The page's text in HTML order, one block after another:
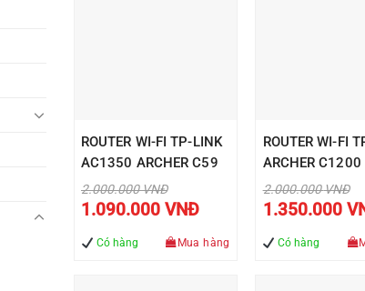
ROUTER WI-FI TP-LINK
AC1350 ARCHER C59
2.000.000VNĐ
Giá
gốc
là:
1.090.000 VNĐ
Giá
hiện
là:
1.090.000 VNĐ.
Có hàng Mua hàng
ROUTER WI-FI
ARCHER C1200
2.000.000VNĐ
Giá
gốc
là:
1.350.000
Có hàng